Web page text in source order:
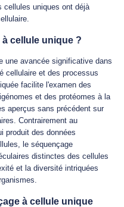
cellules uniques ont déjà
cellule unique ?
une avancée significative dans
cellulaire et des processus
facilite l'examen des
et des protéomes à la
aperçus sans précédent sur
Contrairement au
produit des données
le séquençage
distinctes des cellules
et la diversité intriquées
à cellule unique